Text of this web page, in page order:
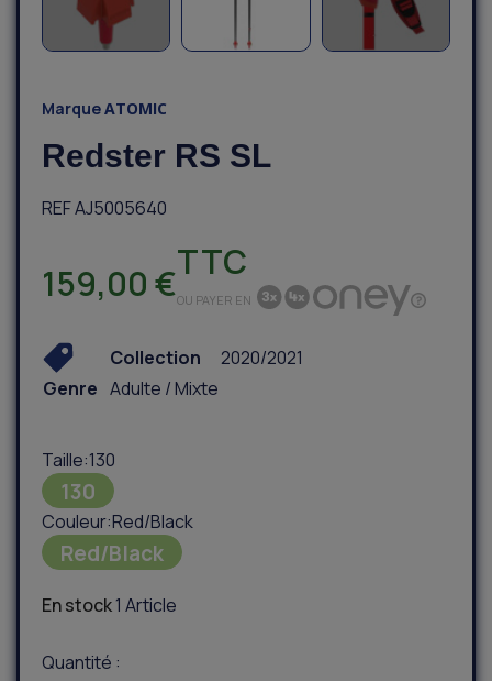
MarqueATOMIC
Redster RS SL
REF AJ5005640
159,00 €TTC
OU PAYER EN
Collection
2020/2021
Genre Adulte / Mixte
Taille 130
130
Couleur Red/Black
Red/Black
En stock1 Article
Quantité :